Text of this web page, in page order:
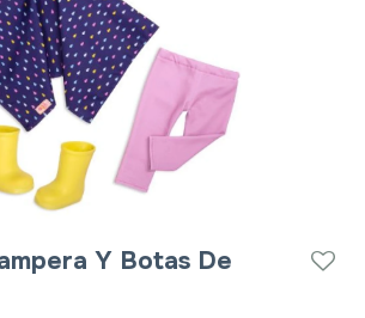
Y Botas De